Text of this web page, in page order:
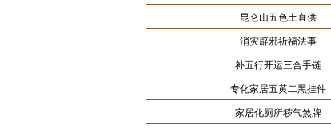
昆仑山五色土直供
消灾辟邪祈福法事
补五行开运三合手链
专化家居五黄二黑挂件
家居化厕所秽气煞牌